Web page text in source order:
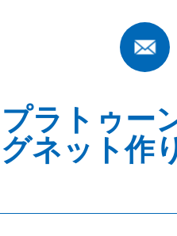
プラトゥ
ネット作